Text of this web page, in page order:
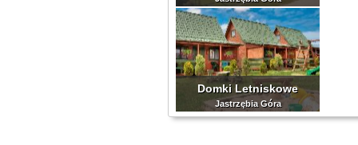
Domki Letniskowe
Jastrzębia Góra